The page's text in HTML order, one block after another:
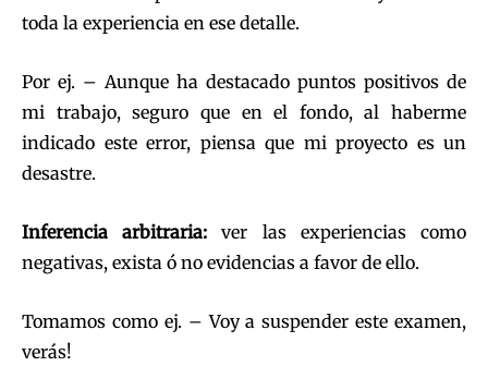
toda la experiencia en ese detalle.
Por ej. – Aunque ha destacado puntos positivos de
mi trabajo, seguro que en el fondo, al haberme
indicado este error, piensa que mi proyecto es un
desastre.
Inferencia arbitraria: ver las experiencias como
negativas, exista ó no evidencias a favor de ello.
Tomamos como ej. – Voy a suspender este examen,
verás!